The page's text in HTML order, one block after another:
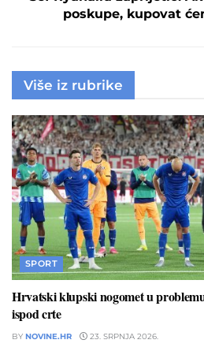
poskupe, kupovat
Više iz rubrike
SPORT
Hrvatski klupski nogomet u
ispod crte
BY NOVINE.HR 23. SRPNJA 2026.